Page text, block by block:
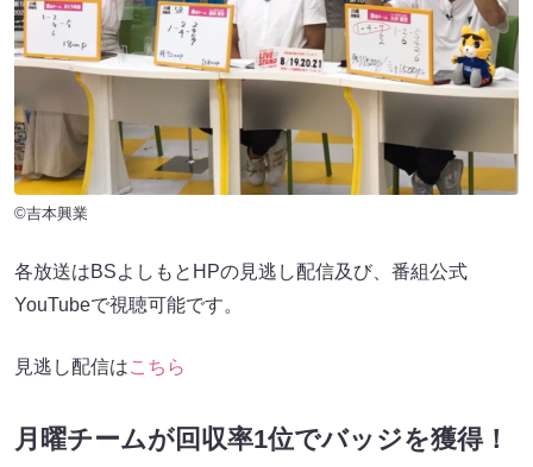
©吉本興業
各放送はBSよしもとHPの見逃し配信及び、番組公式
YouTubeで視聴可能です。
見逃し配信はこちら
月曜チームが回収率1位でバッジを獲得！